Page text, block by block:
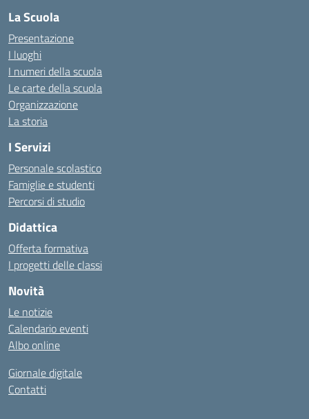
La Scuola
Presentazione
I luoghi
I numeri della scuola
Le carte della scuola
Organizzazione
La storia
I Servizi
Personale scolastico
Famiglie e studenti
Percorsi di studio
Didattica
Offerta formativa
I progetti delle classi
Novità
Le notizie
Calendario eventi
Albo online
Giornale digitale
Contatti